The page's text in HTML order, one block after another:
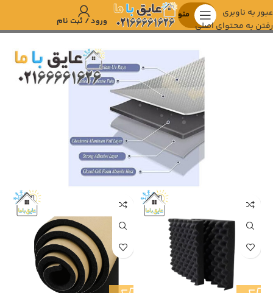
عبور به ناوبری
رفتن به محتوای اصلی
منو
ورود / ثبت نام